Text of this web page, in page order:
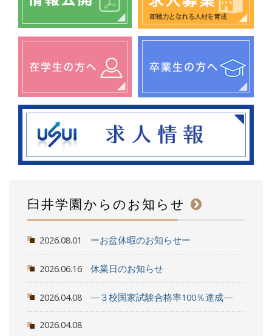
臼井学園からのお知らせ
2026.08.01 ーお盆休暇のお知らせー
2026.06.16 休業日のお知らせ
2026.04.08 ―３校国家試験合格率100％達成―
2026.04.08